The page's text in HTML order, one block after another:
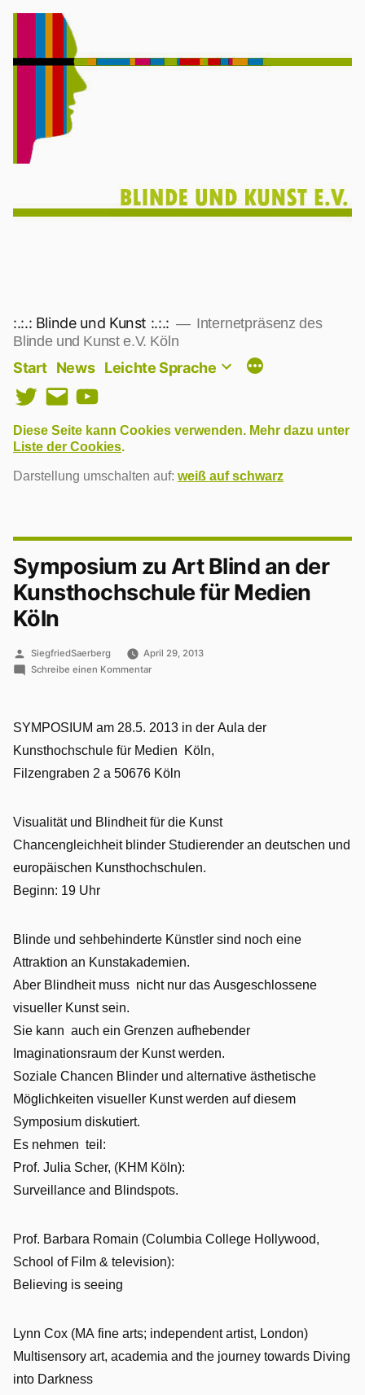
Zum
springen
:.:.: Blinde und Kunst :.:.:
Internetpräsenz des
Blinde und Kunst e.V. Köln
Start News Leichte Sprache
TwitterE-
YouTube
Diese Seite kann Cookies verwenden. Mehr dazu unter
Liste der Cookies.
Darstellung umschalten auf: weiß auf schwarz
Symposium zu Art Blind an der
Kunsthochschule für Medien
Köln
Veröffentlicht
von
SiegfriedSaerberg
April 29, 2013
Schreibe einen Kommentarzu
Blind
an
der
Medien
SYMPOSIUM am 28.5. 2013 in der Aula der
Kunsthochschule für Medien Köln,
Filzengraben 2 a 50676 Köln
Visualität und Blindheit für die Kunst
Chancengleichheit blinder Studierender an deutschen und
europäischen Kunsthochschulen.
Beginn: 19 Uhr
Blinde und sehbehinderte Künstler sind noch eine
Attraktion an Kunstakademien.
Aber Blindheit muss nicht nur das Ausgeschlossene
visueller Kunst sein.
Sie kann auch ein Grenzen aufhebender
Imaginationsraum der Kunst werden.
Soziale Chancen Blinder und alternative ästhetische
Möglichkeiten visueller Kunst werden auf diesem
Symposium diskutiert.
Es nehmen teil:
Prof. Julia Scher, (KHM Köln):
Surveillance and Blindspots.
Prof. Barbara Romain (Columbia College Hollywood,
School of Film & television):
Believing is seeing
Lynn Cox (MA fine arts; independent artist, London)
Multisensory art, academia and the journey towards Diving
into Darkness